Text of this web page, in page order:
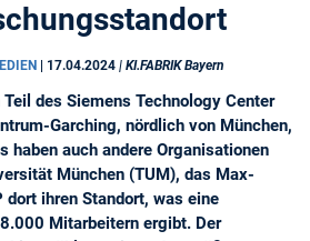
17.04.2024 | KI.FABRIK Bayern
des Siemens Technology Center
Garching, nördlich von München,
haben auch andere Organisationen
München (TUM), das Max-
ihren Standort, was eine
Mitarbeitern ergibt. Der